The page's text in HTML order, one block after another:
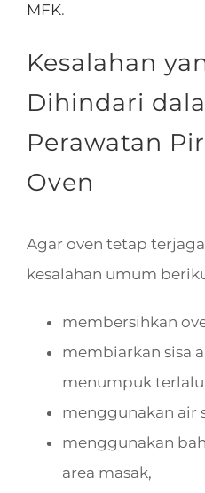
MFK.
Kesalahan
Dihindari
Perawatan
Oven
Agar oven tetap
kesalahan umum
membersihkan
membiarkan sisa
menumpuk terlalu
menggunakan air
menggunakan
area masak,